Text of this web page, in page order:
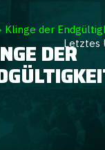
Klinge der
Letztes
DER